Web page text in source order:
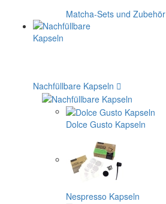
Matcha-Sets und Zubehör
Nachfüllbare Kapseln
Dolce Gusto Kapseln
Nespresso Kapseln